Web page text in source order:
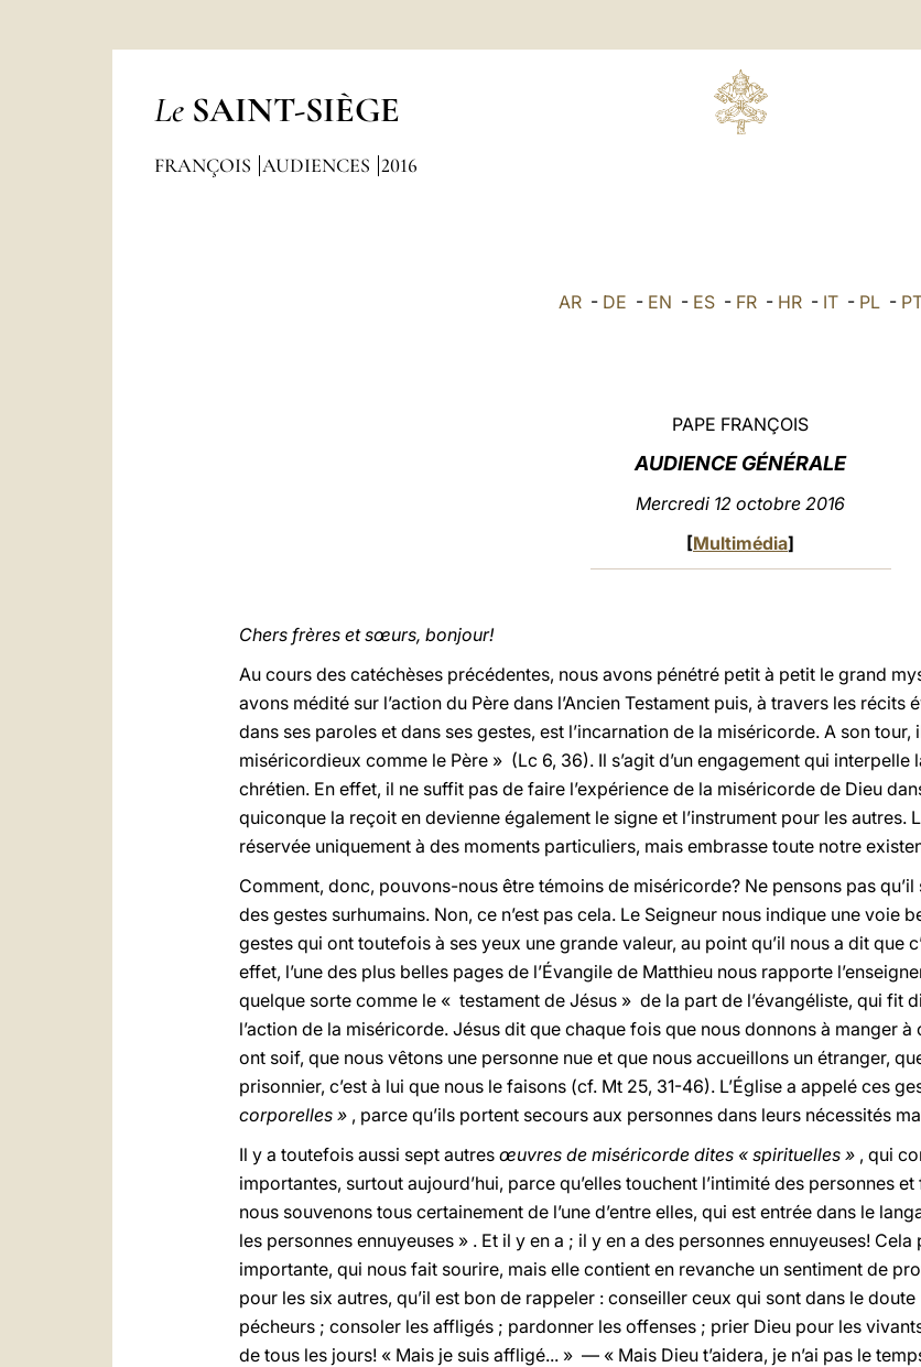
Le SAINT-SIÈGE
FRANÇOIS AUDIENCES 2016
AR- DE - EN - ES- FR- HR- IT- PL-
PAPE FRANÇOIS
AUDIENCE GÉNÉRALE
Mercredi 12 octobre 2016
[Multimédia]
Chers frères et sœurs, bonjour!
Au cours des catéchèses précédentes, nous avons pénétré petit à petit le grand
avons médité sur l’action du Père dans l’Ancien Testament puis, à travers les récits
dans ses paroles et dans ses gestes, est l’incarnation de la miséricorde. A son
miséricordieux comme le Père » (Lc 6, 36). Il s’agit d’un engagement qui interpelle
chrétien. En effet, il ne suffit pas de faire l’expérience de la miséricorde de Dieu
quiconque la reçoit en devienne également le signe et l’instrument pour les autres.
réservée uniquement à des moments particuliers, mais embrasse toute notre
Comment, donc, pouvons-nous être témoins de miséricorde? Ne pensons pas
des gestes surhumains. Non, ce n’est pas cela. Le Seigneur nous indique une voie
gestes qui ont toutefois à ses yeux une grande valeur, au point qu’il nous a dit que
effet, l’une des plus belles pages de l’Évangile de Matthieu nous rapporte
quelque sorte comme le « testament de Jésus » de la part de l’évangéliste, qui fit
l’action de la miséricorde. Jésus dit que chaque fois que nous donnons à manger
ont soif, que nous vêtons une personne nue et que nous accueillons un étranger,
prisonnier, c’est à lui que nous le faisons (cf. Mt 25, 31-46). L’Église a appelé ces
corporelles » , parce qu’ils portent secours aux personnes dans leurs nécessités
Il y a toutefois aussi sept autres œuvres de miséricorde dites « spirituelles » , qui
importantes, surtout aujourd’hui, parce qu’elles touchent l’intimité des personnes
nous souvenons tous certainement de l’une d’entre elles, qui est entrée dans le
les personnes ennuyeuses » . Et il y en a ; il y en a des personnes ennuyeuses!
importante, qui nous fait sourire, mais elle contient en revanche un sentiment de
pour les six autres, qu’il est bon de rappeler : conseiller ceux qui sont dans le
pécheurs ; consoler les affligés ; pardonner les offenses ; prier Dieu pour les
de tous les jours! « Mais je suis affligé... » — « Mais Dieu t’aidera, je n’ai pas le